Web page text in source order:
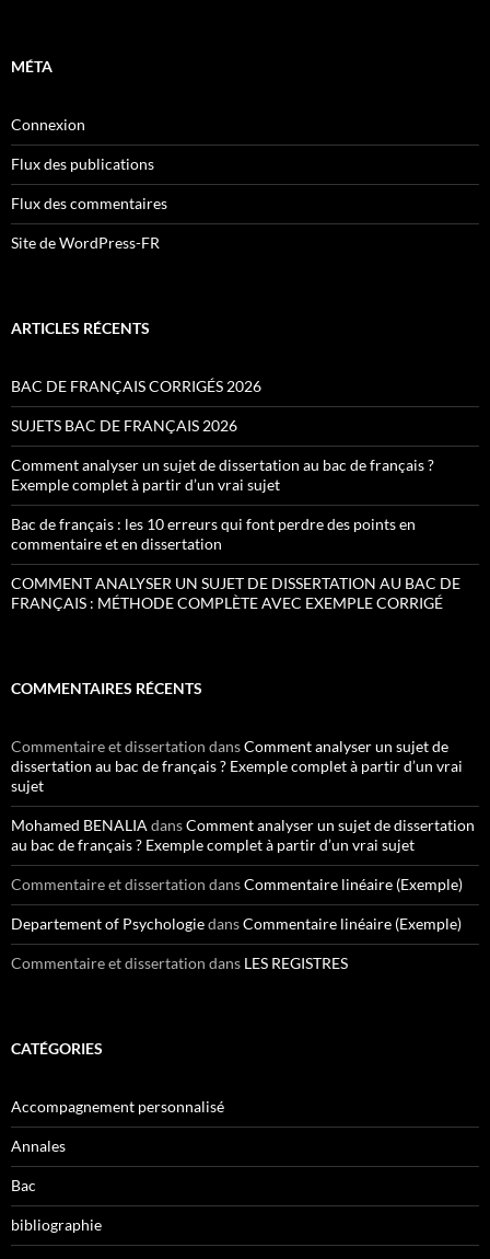
MÉTA
Connexion
Flux des publications
Flux des commentaires
Site de WordPress-FR
ARTICLES RÉCENTS
BAC DE FRANÇAIS CORRIGÉS 2026
SUJETS BAC DE FRANÇAIS 2026
Comment analyser un sujet de dissertation au bac de français ?
Exemple complet à partir d’un vrai sujet
Bac de français : les 10 erreurs qui font perdre des points en
commentaire et en dissertation
COMMENT ANALYSER UN SUJET DE DISSERTATION AU BAC DE
FRANÇAIS : MÉTHODE COMPLÈTE AVEC EXEMPLE CORRIGÉ
COMMENTAIRES RÉCENTS
Commentaire et dissertation dansComment analyser un sujet de
dissertation au bac de français ? Exemple complet à partir d’un vrai
sujet
Mohamed BENALIA dansComment analyser un sujet de dissertation
au bac de français ? Exemple complet à partir d’un vrai sujet
Commentaire et dissertation dansCommentaire linéaire (Exemple)
Departement of PsychologiedansCommentaire linéaire (Exemple)
Commentaire et dissertation dans LES REGISTRES
CATÉGORIES
Accompagnement personnalisé
Annales
Bac
bibliographie